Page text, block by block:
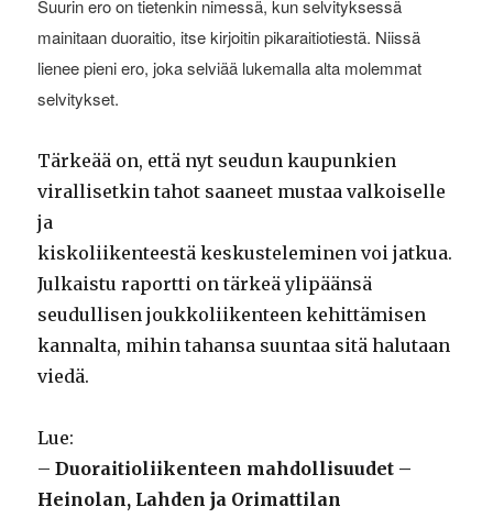
Suurin ero on tietenkin nimessä, kun selvityksessä
mainitaan duoraitio, itse kirjoitin pikaraitiotiestä. Niissä
lienee pieni ero, joka selviää lukemalla alta molemmat
selvitykset.
Tärkeää on, että nyt seudun kaupunkien
virallisetkin tahot saaneet mustaa valkoiselle
ja
kiskoliikenteestä keskusteleminen voi jatkua.
Julkaistu raportti on tärkeä ylipäänsä
seudullisen joukkoliikenteen kehittämisen
kannalta, mihin tahansa suuntaa sitä halutaan
viedä.
Lue:
–Duoraitioliikenteen mahdollisuudet –
Heinolan, Lahden ja Orimattilan